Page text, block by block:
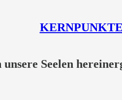
KERNPUNKTE
Seelen